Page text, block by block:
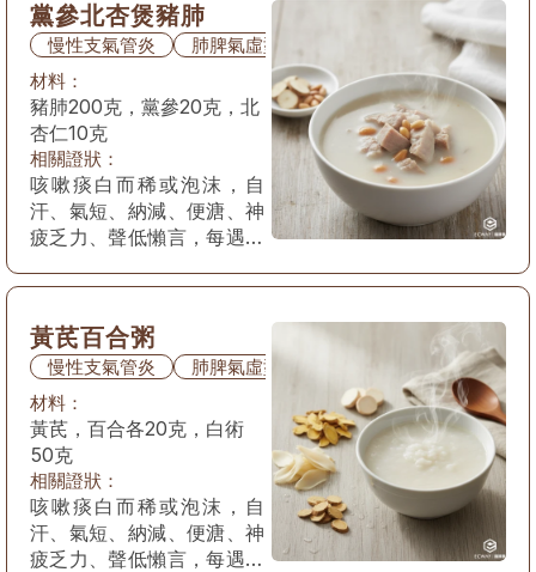
黨參北杏煲豬肺
慢性支氣管炎
肺脾氣虛型
材料：
豬肺200克，黨參20克，北
杏仁10克
相關證狀：
咳嗽痰白而稀或泡沫，自
汗、氣短、納減、便溏、神
疲乏力、聲低懶言，每遇風
質淡，苔白，脈虛。
黃芪百合粥
慢性支氣管炎
肺脾氣虛型
材料：
黃芪，百合各20克，白術
50克
相關證狀：
咳嗽痰白而稀或泡沫，自
汗、氣短、納減、便溏、神
疲乏力、聲低懶言，每遇風